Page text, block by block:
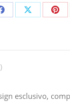
Share
Facebook
Share
X
esclusivo,